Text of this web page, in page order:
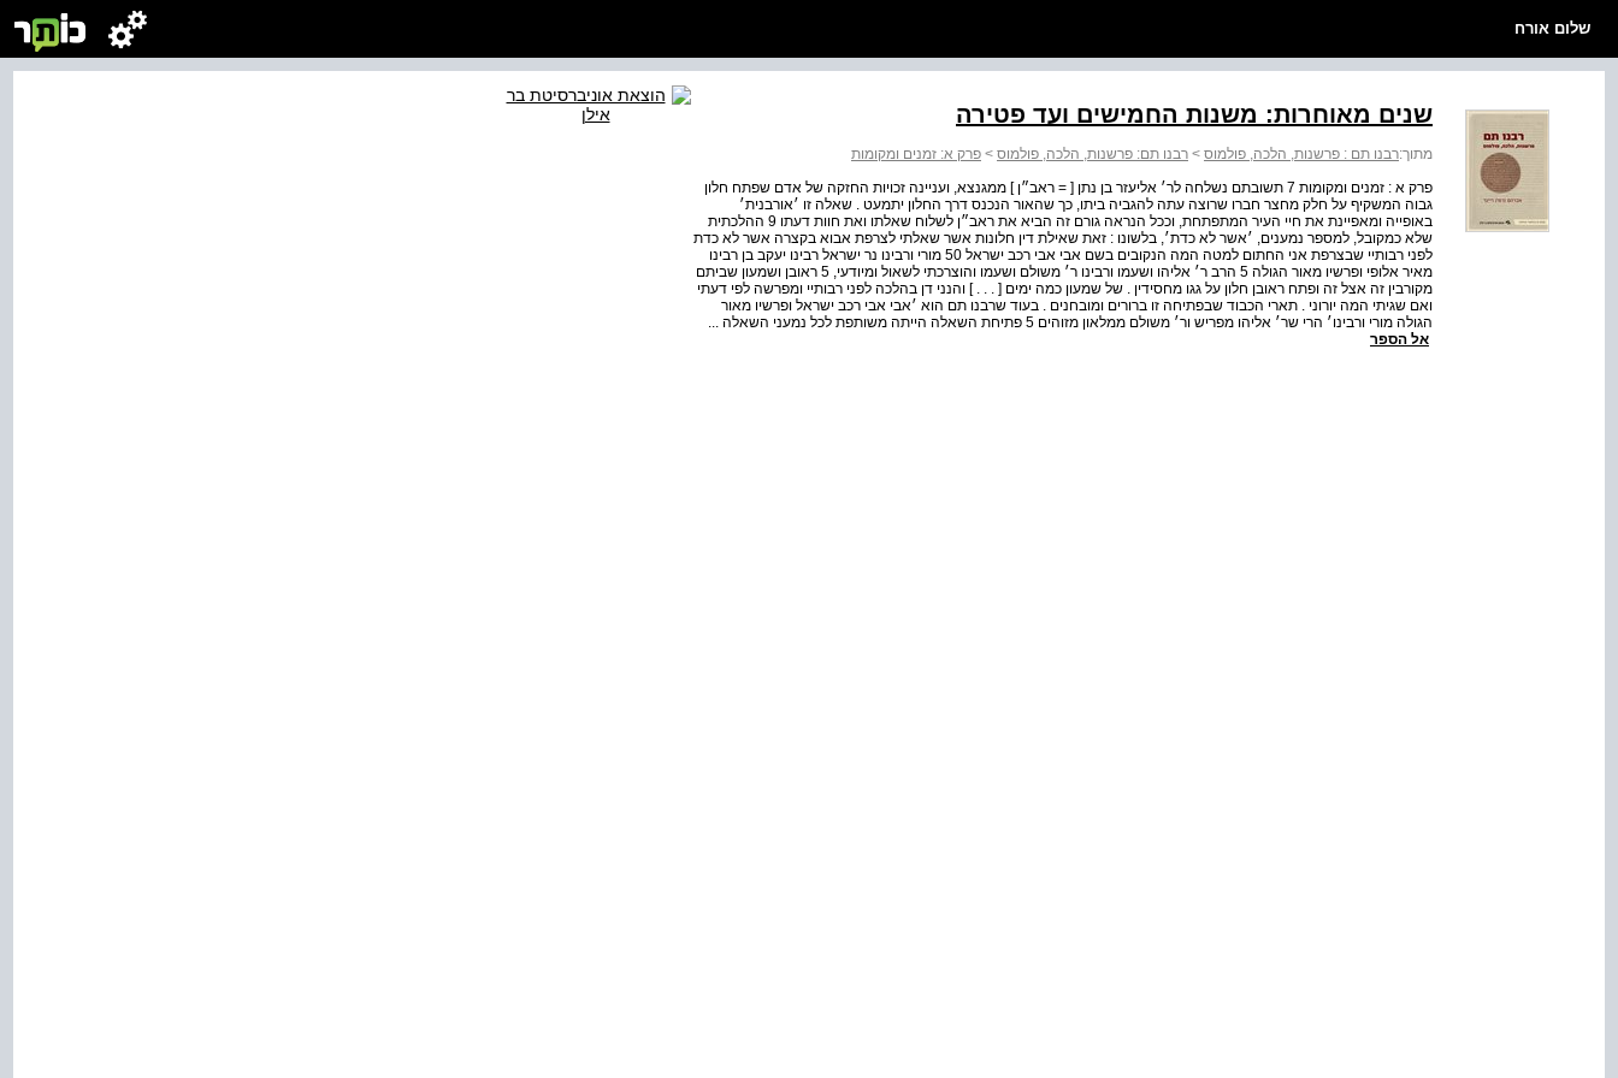
שלום אורח
שנים מאוחרות: משנות החמישים ועד פטירה
מתוך:רבנו תם : פרשנות, הלכה, פולמוס > רבנו תם: פרשנות, הלכה, פולמוס > פרק א: זמנים ומקומות
פרק א : זמנים ומקומות 7 תשובתם נשלחה לר׳ אליעזר בן נתן [ = ראב״ן ] ממגנצא, ועניינה זכויות החזקה של אדם שפתח חלון
גבוה המשקיף על חלק מחצר חברו שרוצה עתה להגביה ביתו, כך שהאור הנכנס דרך החלון יתמעט . שאלה זו ׳אורבנית׳
באופייה ומאפיינת את חיי העיר המתפתחת, וככל הנראה גורם זה הביא את ראב״ן לשלוח שאלתו ואת חוות דעתו 9 ההלכתית
שלא כמקובל, למספר נמענים, ׳אשר לא כדת׳, בלשונו : זאת שאילת דין חלונות אשר שאלתי לצרפת אבוא בקצרה אשר לא כדת
לפני רבותיי שבצרפת אני החתום למטה המה הנקובים בשם אבי אבי רכב ישראל 50 מורי ורבינו נר ישראל רבינו יעקב בן רבינו
מאיר אלופי ופרשיו מאור הגולה 5 הרב ר׳ אליהו ושעמו ורבינו ר׳ משולם ושעמו והוצרכתי לשאול ומיודעי, 5 ראובן ושמעון שביתם
מקורבין זה אצל זה ופתח ראובן חלון על גגו מחסידין . של שמעון כמה ימים [ . . . ] והנני דן בהלכה לפני רבותיי ומפרשה לפי דעתי
ואם שגיתי המה יורוני . תארי הכבוד שבפתיחה זו ברורים ומובחנים . בעוד שרבנו תם הוא ׳אבי אבי רכב ישראל ופרשיו מאור
הגולה מורי ורבינו׳ הרי שר׳ אליהו מפריש ור׳ משולם ממלאון מזוהים 5 פתיחת השאלה הייתה משותפת לכל נמעני השאלה ...
אל הספר